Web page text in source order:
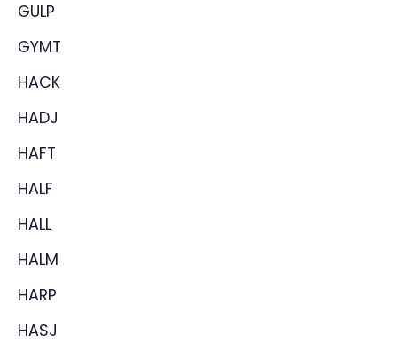
GULP
GYMT
HACK
HADJ
HAFT
HALF
HALL
HALM
HARP
HASJ